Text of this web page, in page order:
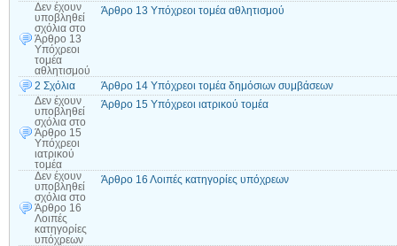
Δεν έχουν
υποβληθεί
σχόλια στο
Άρθρο 13
Υπόχρεοι
τομέα
αθλητισμού
Άρθρο 13 Υπόχρεοι τομέα αθλητισμού
2 Σχόλια
Άρθρο 14 Υπόχρεοι τομέα δημόσιων συμβάσεων
Δεν έχουν
υποβληθεί
σχόλια στο
Άρθρο 15
Υπόχρεοι
ιατρικού
τομέα
Άρθρο 15 Υπόχρεοι ιατρικού τομέα
Δεν έχουν
υποβληθεί
σχόλια στο
Άρθρο 16
Λοιπές
κατηγορίες
υπόχρεων
Άρθρο 16 Λοιπές κατηγορίες υπόχρεων